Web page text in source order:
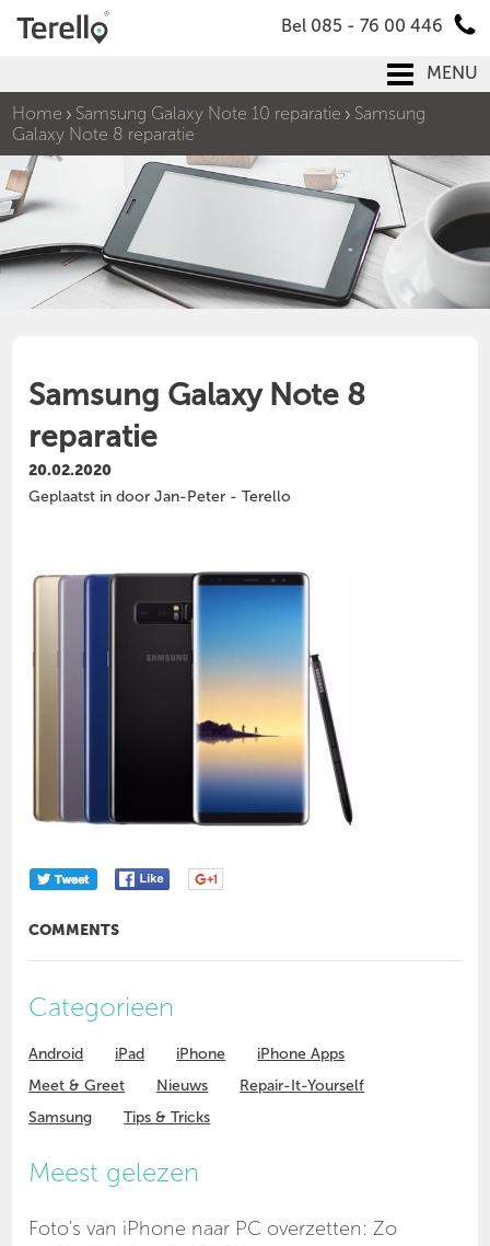
Bel 085 - 76 00 446
MENU
Home
Samsung Galaxy Note 10 reparatie
Samsung
Galaxy Note 8 reparatie
Samsung Galaxy Note 8
reparatie
20.02.2020
Geplaatst in door Jan-Peter - Terello
COMMENTS
Categorieen
Android iPad iPhone
iPhone Apps
Meet & Greet
Nieuws
Repair-It-Yourself
Samsung
Tips & Tricks
Meest gelezen
Foto's van iPhone naar PC overzetten: Zo